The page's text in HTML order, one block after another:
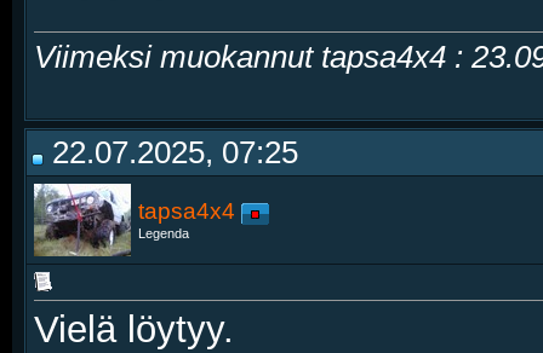
Viimeksi muokannut tapsa4x4 :
22.07.2025, 07:25
tapsa4x4
Legenda
Vielä löytyy.